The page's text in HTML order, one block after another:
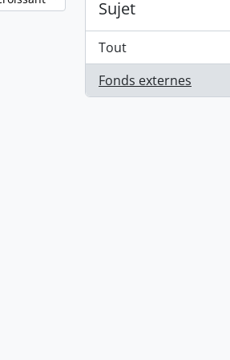
Sujet
Tout
Fonds externes
, 1 résultats